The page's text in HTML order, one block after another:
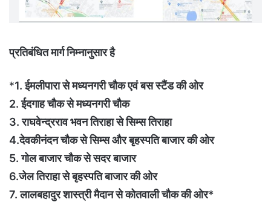
प्रतिबंधित मार्ग निम्नानुसार है
*1. ईमलीपारा से मध्यनगरी चौक एवं बस स्टैंड की ओर
2. ईदगाह चौक से मध्यनगरी चौक
3. राघवेन्द्रराव भवन तिराहा से सिम्स तिराहा
4.देवकीनंदन चौक से सिम्स और बृहस्पति बाजार की ओर
5. गोल बाजार चौक से सदर बाजार
6.जेल तिराहा से बृहस्पति बाजार की ओर
7. लालबहादुर शास्त्री मैदान से कोतवाली चौक की ओर*